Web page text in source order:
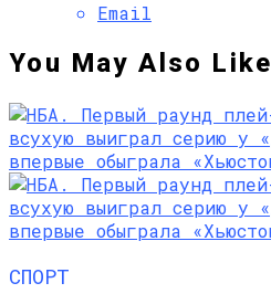
Email
You May Also Like
СПОРТ